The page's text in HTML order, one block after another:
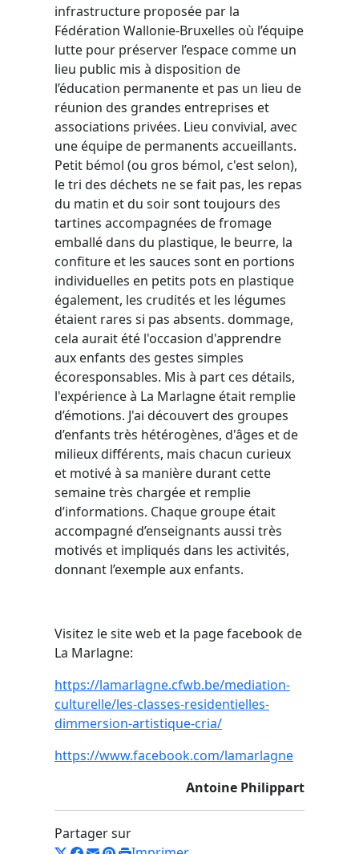
infrastructure proposée par la
Fédération Wallonie-Bruxelles où l’équipe
lutte pour préserver l’espace comme un
lieu public mis à disposition de
l’éducation permanente et pas un lieu de
réunion des grandes entreprises et
associations privées. Lieu convivial, avec
une équipe de permanents accueillants.
Petit bémol (ou gros bémol, c'est selon),
le tri des déchets ne se fait pas, les repas
du matin et du soir sont toujours des
tartines accompagnées de fromage
emballé dans du plastique, le beurre, la
confiture et les sauces sont en portions
individuelles en petits pots en plastique
également, les crudités et les légumes
étaient rares si pas absents. dommage,
cela aurait été l'occasion d'apprendre
aux enfants des gestes simples
écoresponsables. Mis à part ces détails,
l'expérience à La Marlagne était remplie
d’émotions. J'ai découvert des groupes
d’enfants très hétérogènes, d'âges et de
milieux différents, mais chacun curieux
et motivé à sa manière durant cette
semaine très chargée et remplie
d’informations. Chaque groupe était
accompagné d’enseignants aussi très
motivés et impliqués dans les activités,
donnant l’exemple aux enfants.
Visitez le site web et la page facebook de
La Marlagne:
https://lamarlagne.cfwb.be/mediation-
culturelle/les-classes-residentielles-
dimmersion-artistique-cria/
https://www.facebook.com/lamarlagne
Antoine Philippart
Partager sur